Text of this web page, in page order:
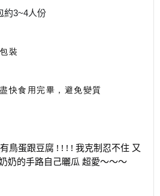
約3~4人份
裝
快食用完畢，避免變質
有鳥蛋跟豆腐 ! ! ! ! 我克制忍不住 又
奶的手路自己曬瓜 超愛～～～